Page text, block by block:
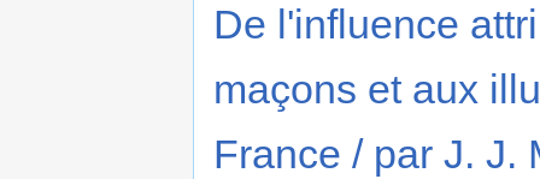
De l'influence
maçons et aux
France / par J. J.